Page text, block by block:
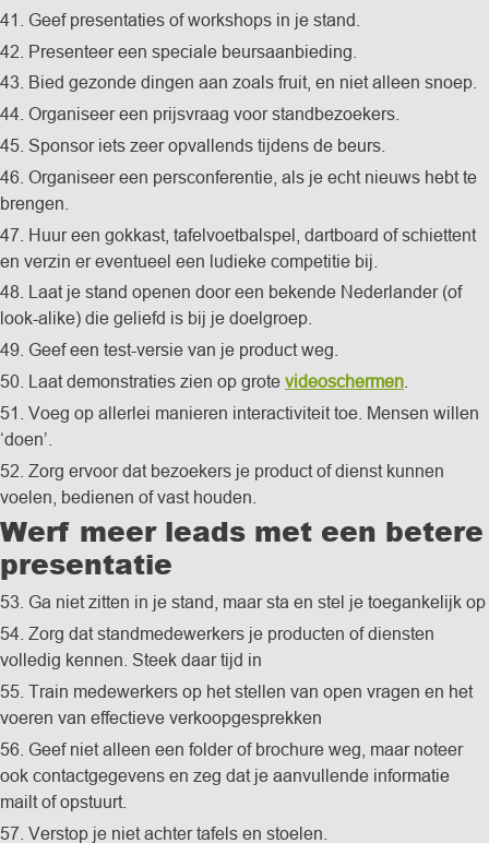
41. Geef presentaties of workshops in je stand.
42. Presenteer een speciale beursaanbieding.
43. Bied gezonde dingen aan zoals fruit, en niet alleen snoep.
44. Organiseer een prijsvraag voor standbezoekers.
45. Sponsor iets zeer opvallends tijdens de beurs.
46. Organiseer een persconferentie, als je echt nieuws hebt te
brengen.
47. Huur een gokkast, tafelvoetbalspel, dartboard of schiettent
en verzin er eventueel een ludieke competitie bij.
48. Laat je stand openen door een bekende Nederlander (of
look-alike) die geliefd is bij je doelgroep.
49. Geef een test-versie van je product weg.
50. Laat demonstraties zien op grote videoschermen
51. Voeg op allerlei manieren interactiviteit toe. Mensen willen
‘doen’.
52. Zorg ervoor dat bezoekers je product of dienst kunnen
voelen, bedienen of vast houden.
Werf meer leads met een betere
presentatie
53. Ga niet zitten in je stand, maar sta en stel je toegankelijk op
54. Zorg dat standmedewerkers je producten of diensten
volledig kennen. Steek daar tijd in
55. Train medewerkers op het stellen van open vragen en het
voeren van effectieve verkoopgesprekken
56. Geef niet alleen een folder of brochure weg, maar noteer
ook contactgegevens en zeg dat je aanvullende informatie
mailt of opstuurt.
57. Verstop je niet achter tafels en stoelen.